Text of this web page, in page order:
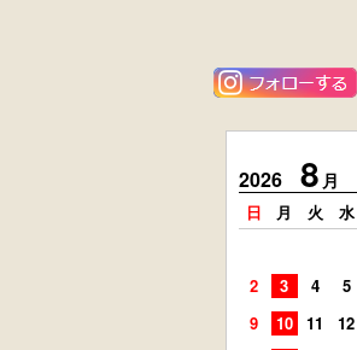
2026 8 月
日 月 火 水
2
3 4 5
9
10 11 12